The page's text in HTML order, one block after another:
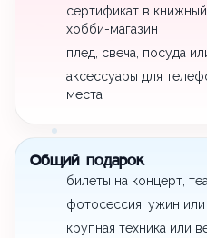
сертификат в
хобби-магазин
плед, свеча, посуда
аксессуары для
места
Общий подарок
билеты на концерт,
фотосессия, ужин
крупная техника или